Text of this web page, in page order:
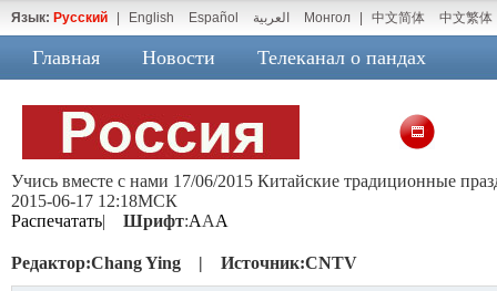
Язык: Русский English Español العربية Монгол 中文简体 中文繁体
Главная Новости Телеканал о пандах
Учись вместе с нами 17/06/2015 Китайские традиционные
2015-06-17 12:18МСК
Распечатать| Шрифт:AAA
Редактор:Chang Ying | Источник:CNTV